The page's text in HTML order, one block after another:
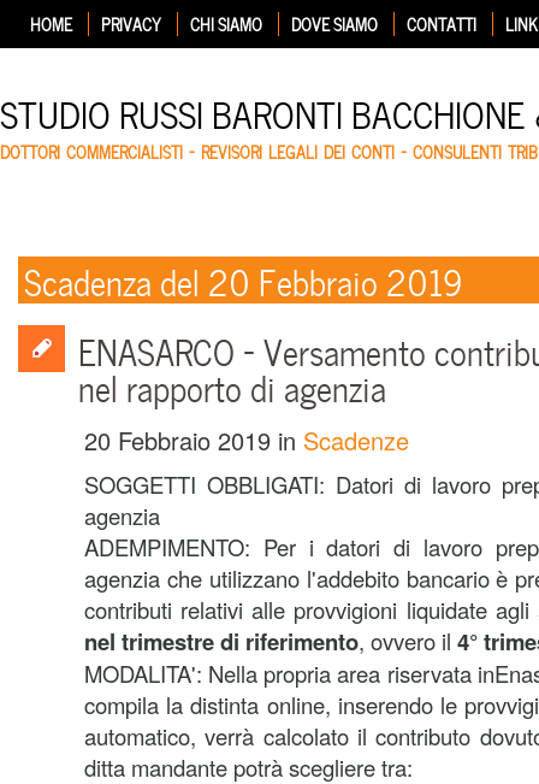
HOME PRIVACY CHI SIAMO DOVE SIAMO CONTATTI LINK
STUDIO RUSSI BARONTI
DOTTORI COMMERCIALISTI – REVISORI LEGALI DEI CONTI – CONSULENTI
Scadenza del 20 Febbraio 2019
ENASARCO – Versamento
nel rapporto di agenzia
20 Febbraio 2019 in Scadenze
SOGGETTI OBBLIGATI: Datori di lavoro
agenzia
ADEMPIMENTO: Per i datori di lavoro
agenzia che utilizzano l'addebito bancario è
contributi relativi alle provvigioni liquidate
nel trimestre di riferimento, ovvero il 4°
MODALITA': Nella propria area riservata
compila la distinta online, inserendo le
automatico, verrà calcolato il contributo
ditta mandante potrà scegliere tra: